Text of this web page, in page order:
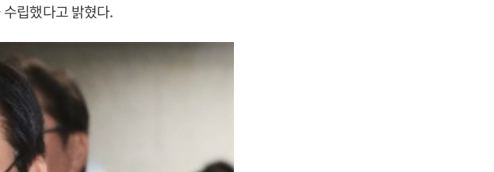
수립했다고 밝혔다.